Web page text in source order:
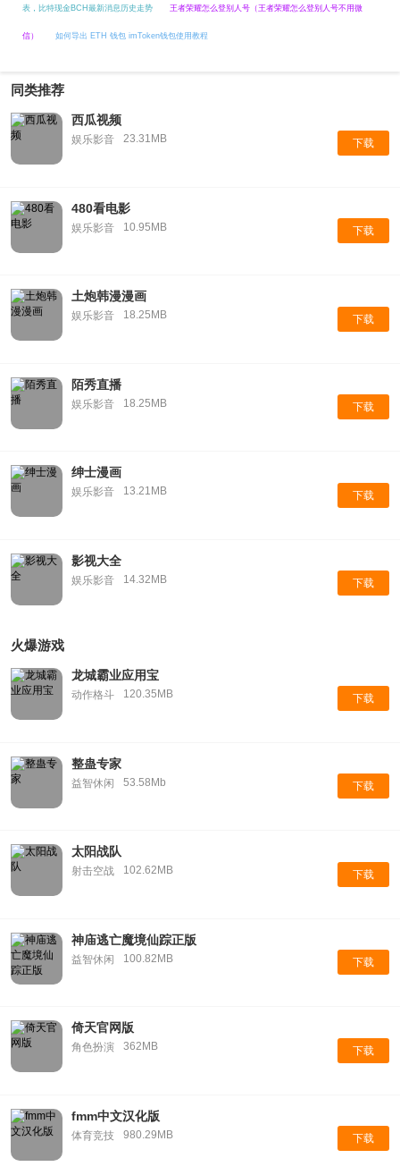
表，比特现金BCH最新消息历史走势 王者荣耀怎么登别人号（王者荣耀怎么登别人号不用微
信） 如何导出 ETH 钱包 imToken钱包使用教程
同类推荐
西瓜视频
娱乐影音 23.31MB 下载
480看电影
娱乐影音 10.95MB 下载
土炮韩漫漫画
娱乐影音 18.25MB 下载
陌秀直播
娱乐影音 18.25MB 下载
绅士漫画
娱乐影音 13.21MB 下载
影视大全
娱乐影音 14.32MB 下载
火爆游戏
龙城霸业应用宝
动作格斗 120.35MB 下载
整蛊专家
益智休闲 53.58Mb 下载
太阳战队
射击空战 102.62MB 下载
神庙逃亡魔境仙踪正版
益智休闲 100.82MB 下载
倚天官网版
角色扮演 362MB 下载
fmm中文汉化版
体育竞技 980.29MB 下载